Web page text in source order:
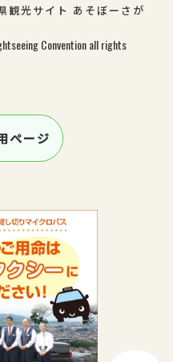
観光サイト あそぼーさが
Convention all rights
ページ